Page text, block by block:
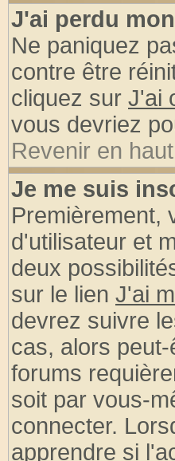
J'ai perdu
Ne paniquez
contre être
cliquez sur J'ai
vous devriez
Revenir en haut
Je me suis
Premièrement,
d'utilisateur et
deux
sur le lien J'ai
devrez suivre
cas, alors
forums
soit par vous-
connecter.
apprendre si